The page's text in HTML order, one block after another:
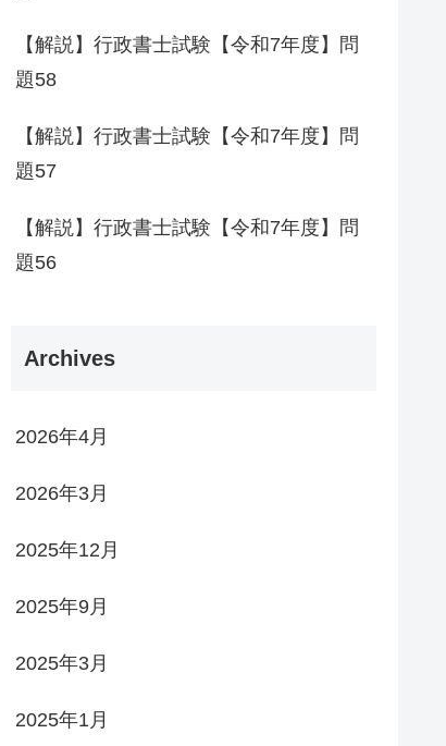
【解説】行政書士試験【令和7年度】問
題58
【解説】行政書士試験【令和7年度】問
題57
【解説】行政書士試験【令和7年度】問
題56
Archives
2026年4月
2026年3月
2025年12月
2025年9月
2025年3月
2025年1月